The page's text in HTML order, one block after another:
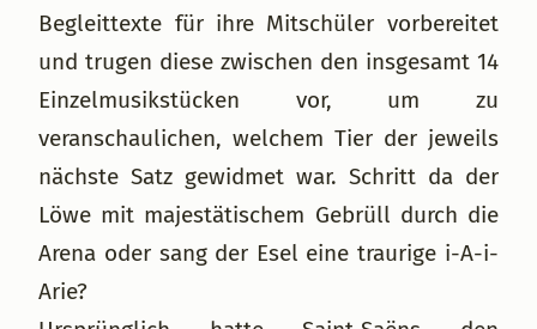
Begleittexte für ihre Mitschüler vorbereitet
und trugen diese zwischen den insgesamt 14
Einzelmusikstücken vor, um zu
veranschaulichen, welchem Tier der jeweils
nächste Satz gewidmet war. Schritt da der
Löwe mit majestätischem Gebrüll durch die
Arena oder sang der Esel eine traurige i-A-i-
Arie?